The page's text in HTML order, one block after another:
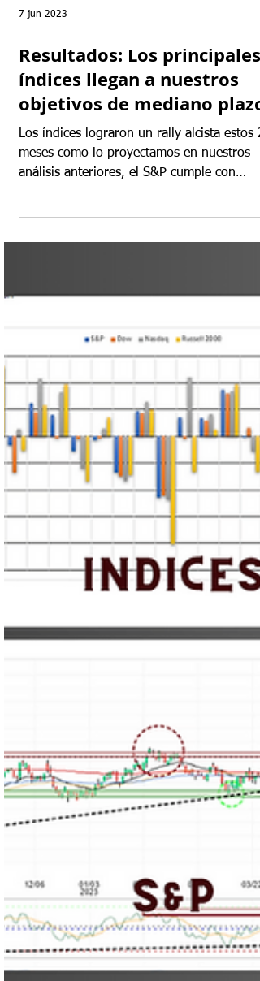
7 jun 2023
Resultados: Los principales
índices llegan a nuestros
objetivos de mediano plazo
Los índices lograron un rally alcista estos 2
análisis anteriores, el S&P cumple con